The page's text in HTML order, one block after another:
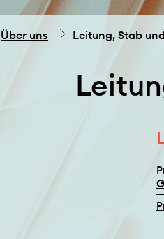
Über uns Leitung, Stab